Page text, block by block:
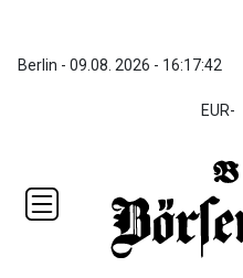
Berlin - 09.08. 2026 - 16:17:43
EUR-